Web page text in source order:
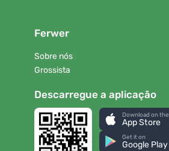
Ferwer
Sobre nós
Grossista
Descarregue a aplicação
Download on the
App Store
Get it on
Google Play